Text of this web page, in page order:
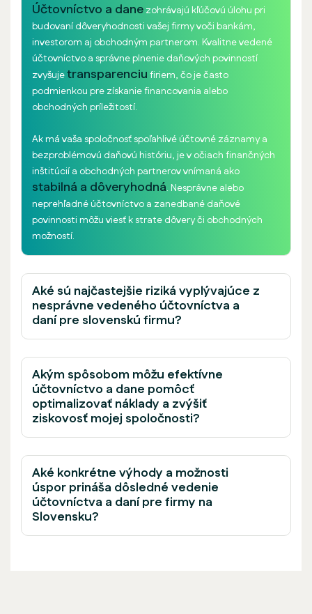
Účtovníctvo a dane zohrávajú kľúčovú úlohu pri
budovaní dôveryhodnosti vašej firmy voči bankám,
investorom aj obchodným partnerom. Kvalitne vedené
účtovníctvo a správne plnenie daňových povinností
zvyšujetransparenciu firiem, čo je často
podmienkou pre získanie financovania alebo
obchodných príležitostí.
Ak má vaša spoločnosť spoľahlivé účtovné záznamy a
bezproblémovú daňovú históriu, je v očiach finančných
inštitúcií a obchodných partnerov vnímaná ako
stabilná a dôveryhodná. Nesprávne alebo
neprehľadné účtovníctvo a zanedbané daňové
povinnosti môžu viesť k strate dôvery či obchodných
možností.
Aké sú najčastejšie riziká vyplývajúce z
nesprávne vedeného účtovníctva a
daní pre slovenskú firmu?
Akým spôsobom môžu efektívne
účtovníctvo a dane pomôcť
optimalizovať náklady a zvýšiť
ziskovosť mojej spoločnosti?
Aké konkrétne výhody a možnosti
úspor prináša dôsledné vedenie
účtovníctva a daní pre firmy na
Slovensku?